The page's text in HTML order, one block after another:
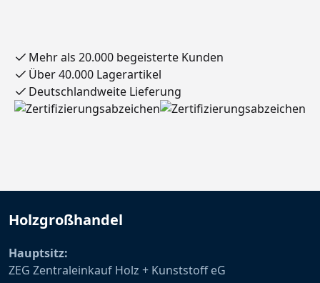
Mehr als 20.000 begeisterte Kunden
Über 40.000 Lagerartikel
Deutschlandweite Lieferung
Holzgroßhandel
Hauptsitz:
ZEG Zentraleinkauf Holz + Kunststoff eG